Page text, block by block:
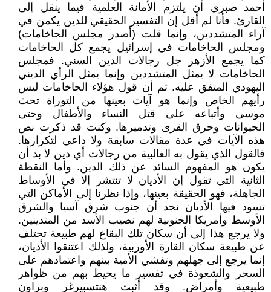
أحمد صبري أن يلتزم الأمانة العلمية فيما ينقل إلى
القارئ. فأنا لم أقل إن التفسير الحقيقي للدين يكمن في
آراء المتشددين، وإنما قلت (أصدر مجلس الحاخامات)
ومجلس الحاخامات في إسرائيل يجمع كل الحاخامات
كما يجمع الأزهر جل رجالات الدين السني. فمجلس
الحاخامات لا يمثل المتشددين وإنما يمثل الرأي الديني
اليهودي المتفق عليه. ثم أن قول هؤلاء الحاخامات ليس
رأيهم الخاص وإنما هو آيات بعينها من التوراة تحث
موسى وأتباعه على قتل النساء والأطفال وحتى
الحيوانات وحرق القرى وتدميرها. وكنت قد ذكرت نص
هذه الآيات في عدة مقالات سابقة ولا داعي لتكرارها.
فالقول الذي يقول به الغالبية من رجالات أي دين لا بد أن
يكون هو المفهوم السائد عن ذلك الدين. وأما النقطة
الثانية التي تقول إن الأديان لا تنتشر إلا في الأوساط
الجاهلة، فهو الحقيقة بعينها، وإذا نظرنا إلى الأماكن التي
تسود فيها الأديان نجد أن جنوب شرق آسيا والشرق
الأوسط وأمريكا الجنوبية لهم نصيب الأسد من المتدينين.
ولا يرجع هذا إلى أن سكان تلك البقاع لهم طبيعة تحتلف
عن طبيعة سكان القارة الأوربية، ولذلك اعتنقوا الأديان،
إنما يرجع إلى جهلهم وتفشي الأمية بينهم واعتمادهم على
السحر والشعوذة في تفسير ما يحيط بهم من ظواهر
طبيعية وأمراض. وقد أثبت هنتسبيرغر وبراون